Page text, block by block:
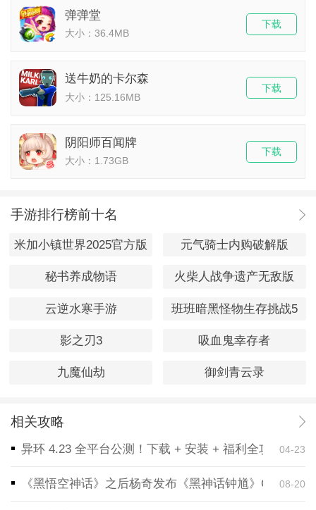
弹弹堂
大小：36.4MB
下载
送牛奶的卡尔森
大小：125.16MB
下载
阴阳师百闻牌
大小：1.73GB
下载
手游排行榜前十名
米加小镇世界2025官方版 元气骑士内购破解版
秘书养成物语 火柴人战争遗产无敌版
云逆水寒手游 班班暗黑怪物生存挑战5
影之刃3 吸血鬼幸存者
九魔仙劫 御剑青云录
相关攻略
异环 4.23 全平台公测！下载 + 安装 + 福利全攻略，一
04-23
《黑悟空神话》之后杨奇发布《黑神话钟馗》CG！预
08-20